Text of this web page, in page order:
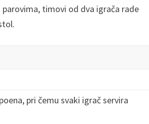
timovi od dva igrača rade
pri čemu svaki igrač servira